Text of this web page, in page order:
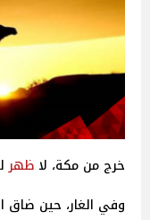
خرج من مكة، لا ظهر
وفي الغار، حين ضاق